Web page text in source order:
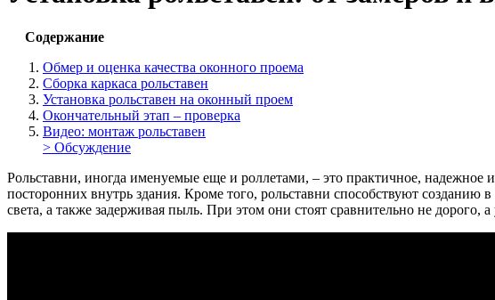
Содержание
Обмер и оценка качества оконного проема
Сборка каркаса рольставен
Установка рольставен на оконный проем
Окончательный этап – проверка
Видео: монтаж рольставен
> Обсуждение
Рольставни, иногда именуемые еще и роллетами, – это практичное,
посторонних внутрь здания. Кроме того, рольставни способствуют
света, а также задерживая пыль. При этом они стоят сравнительно не